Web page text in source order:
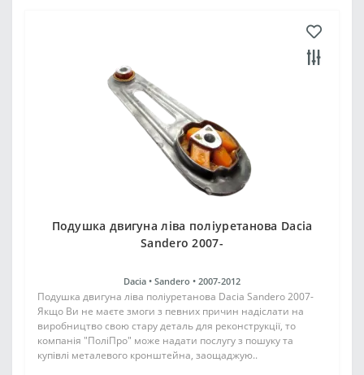
Подушка двигуна ліва поліуретанова Dacia
Sandero 2007-
Dacia • Sandero • 2007-2012
Подушка двигуна ліва поліуретанова Dacia Sandero 2007-
Якщо Ви не маєте змоги з певних причин надіслати на
виробництво свою стару деталь для реконструкції, то
компанія "ПоліПро" може надати послугу з пошуку та
купівлі металевого кронштейна, заощаджую..